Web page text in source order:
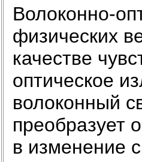
Волоконно-
физических
качестве
оптическое
волоконный
преобразует
в изменение